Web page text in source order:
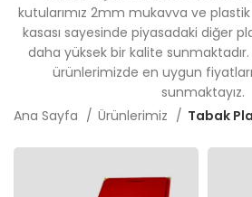
kutularımız 2mm mukavva ve
kasası sayesinde piyasadaki diğer
daha yüksek bir kalite
ürünlerimizde en uygun
sunmaktayız.
Ana Sayfa
Ürünlerimiz Tabak